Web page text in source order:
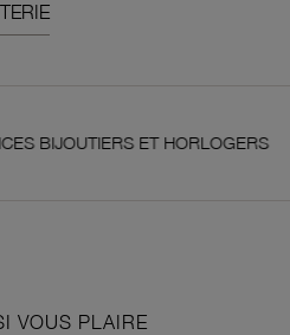
ET HORLOGERS
VOUS PLAIRE